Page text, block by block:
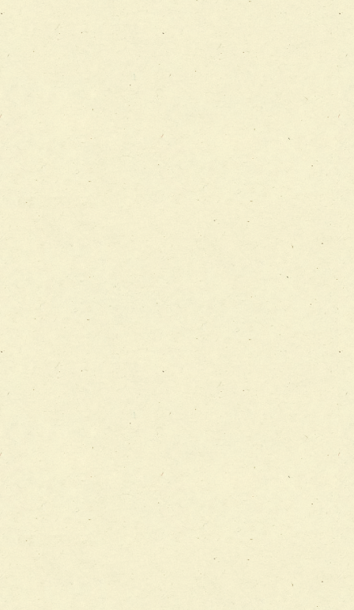
チーム10【包括的リハビリテーションコンサルテーション
チーム12【こどもの食育支援チーム】
チーム13【非がんに対する緩和ケアチーム】